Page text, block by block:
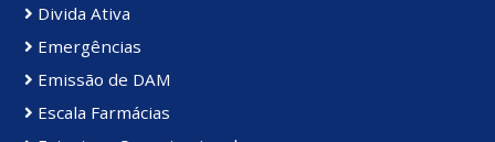
Divida Ativa
Emergências
Emissão de DAM
Escala Farmácias